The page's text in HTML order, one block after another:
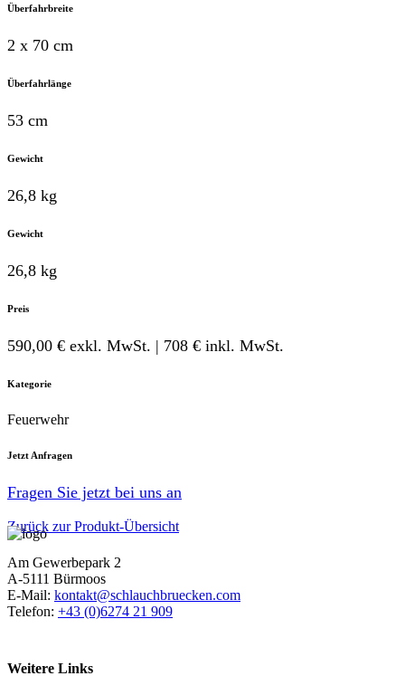
Überfahrbreite
2 x 70 cm
Überfahrlänge
53 cm
Gewicht
26,8 kg
Gewicht
26,8 kg
Preis
590,00 € exkl. MwSt. | 708 € inkl. MwSt.
Kategorie
Feuerwehr
Jetzt Anfragen
Fragen Sie jetzt bei uns an
Zurück zur Produkt-Übersicht
Am Gewerbepark 2
A-5111 Bürmoos
E-Mail: kontakt@schlauchbruecken.com
Telefon: +43 (0)6274 21 909
Weitere Links